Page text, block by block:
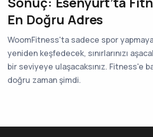
En Doğru Adres
WoomFitness'ta sadece spor
yeniden keşfedecek, sınırlarınızı
bir seviyeye ulaşacaksınız. Fitness'e
doğru zaman şimdi.